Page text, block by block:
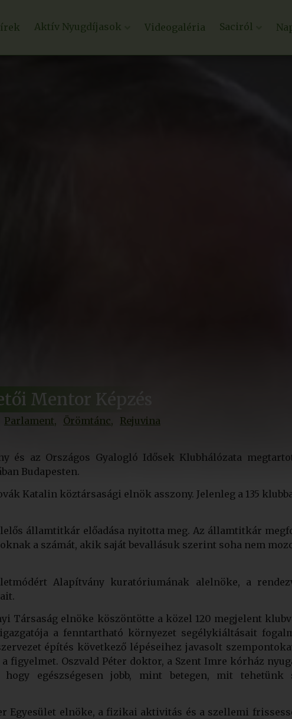
Aktív Nyugdíjasok Videogaléria Saciról
Mentor Képzés
Parlament Örömtánc Rejuvina
és az Országos Gyalogló Idősek Klubhálózata
Budapesten.
Katalin köztársasági elnök asszony. Jelenleg a 135
államtitkár előadása nyitotta meg. Az államtitkár
a számát, akik saját bevallásuk szerint soha nem
Alapítvány kuratóriumának alelnöke, a
Társaság elnöke köszöntötte a közel 120 megjelent
a fenntartható környezet segélykiáltásait
építés következő lépéseihez javasolt
figyelmet. Oszvald Péter doktor, a Szent Imre kórház
egészségesen jobb, mint betegen, mit tehetünk
Egyesület elnöke, a fizikai aktivitás és a szellemi